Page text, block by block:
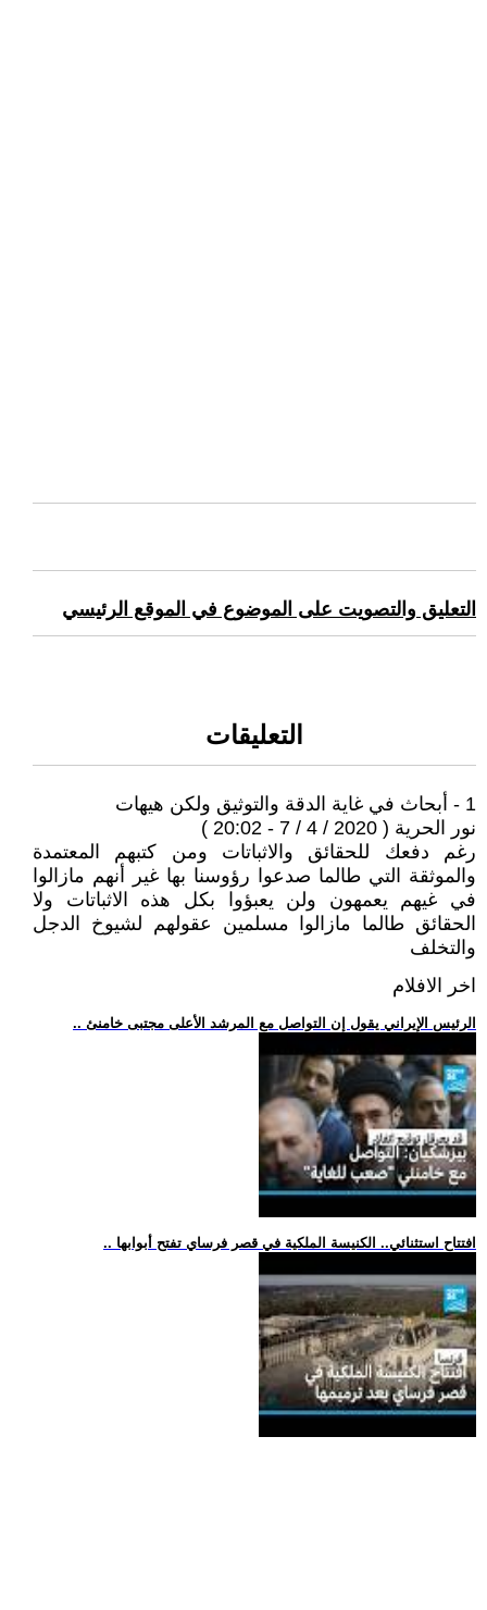
التعليق والتصويت على الموضوع في الموقع الرئيسي
التعليقات
1 - أبحاث في غاية الدقة والتوثيق ولكن هيهات
نور الحرية ( 2020 / 4 / 7 - 20:02 )
رغم دفعك للحقائق والاثباتات ومن كتبهم المعتمدة
والموثقة التي طالما صدعوا رؤوسنا بها غير أنهم مازالوا
في غيهم يعمهون ولن يعبؤوا بكل هذه الاثباتات ولا
الحقائق طالما مازالوا مسلمين عقولهم لشيوخ الدجل
والتخلف
اخر الافلام
.. الرئيس الإيراني يقول إن التواصل مع المرشد الأعلى مجتبى خامنئ
.. افتتاح استثنائي.. الكنيسة الملكية في قصر فرساي تفتح أبوابها